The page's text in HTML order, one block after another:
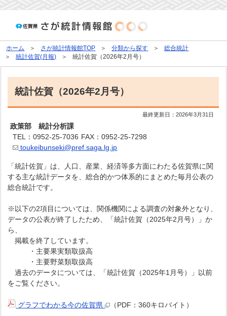
ホーム さが統計情報館TOP 分類から探す
総合統計
統計佐賀(月報)
統計佐賀（2026年2月号）
統計佐賀（2026年2月号）
最終更新日：2026年3月31日
政策部 統計分析課
TEL：0952-25-7036 FAX：0952-25-7298
toukeibunseki@pref.saga.lg.jp
「統計佐賀」は、人口、産業、経済等多方面にわたる佐賀県に関
する主な統計データを、総合的かつ体系的にまとめた毎月公表の
総合統計です。
※以下の2項目については、関係機関による調査の対象外となり、
データの公表が終了したため、「統計佐賀（2025年2月号）」か
ら、
掲載を終了しています。
・主要果実類取扱高
・主要野菜類取扱高
過去のデータについては、「統計佐賀（2025年1月号）」以前
をご覧ください。
グラフでわかる今の佐賀県 （PDF：360キロバイト）